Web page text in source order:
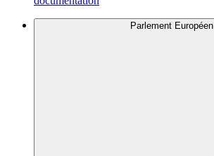
Parlement Européen